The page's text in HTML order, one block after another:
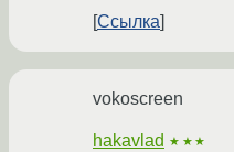
Ссылка
vokoscreen
hakavlad ★★★